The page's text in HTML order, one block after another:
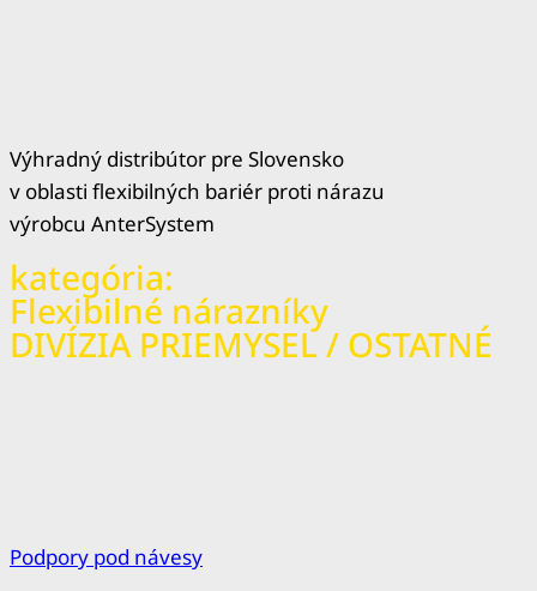
Výhradný distribútor pre Slovensko
v oblasti flexibilných bariér proti nárazu
výrobcu AnterSystem
kategória:
Flexibilné nárazníky
DIVÍZIA PRIEMYSEL / OSTATNÉ
Podpory pod návesy